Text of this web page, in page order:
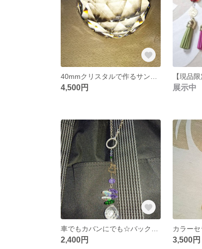
4,500円 展示中
2,400円 3,500円